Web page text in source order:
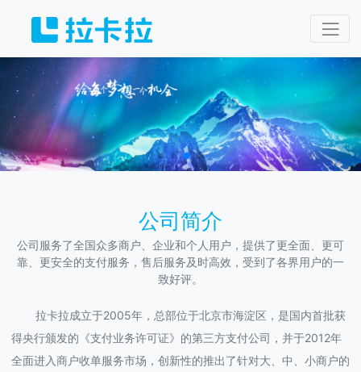
公司简介
公司服务了全国众多商户、企业和个人用户，提供了更全面、更可
靠、更安全的支付服务，售后服务及时高效，受到了各界用户的一
致好评。
拉卡拉成立于2005年，总部位于北京市海淀区，是国内首批获
得央行颁发的《支付业务许可证》的第三方支付公司，并于2012年
全面进入商户收单服务市场，创新性的推出了针对大、中、小商户的